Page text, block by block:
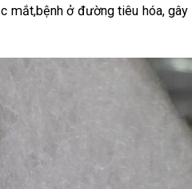
mắt,bệnh ở đường tiêu hóa,